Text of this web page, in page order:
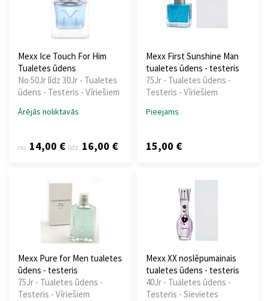
Mexx Ice Touch For Him
Tualetes ūdens
No 50Jr līdz 30Jr - Tualetes
ūdens - Testeris - Vīriešiem
Ārējās noliktavās
no 14,00 € līdz 16,00 €
Mexx First Sunshine Man
tualetes ūdens - testeris
75Jr - Tualetes ūdens -
Testeris - Vīriešiem
Pieejams
15,00 €
Mexx Pure for Men tualetes
ūdens - testeris
75Jr - Tualetes ūdens -
Testeris - Vīriešiem
Mexx XX noslēpumainais
tualetes ūdens - testeris
40Jr - Tualetes ūdens -
Testeris - Sievietes